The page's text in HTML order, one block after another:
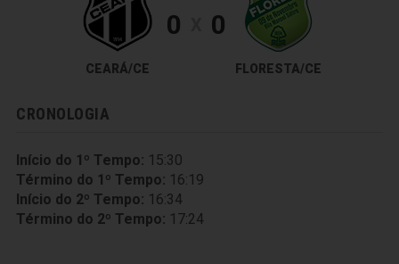
CEARÁ/CE
0 0
FLORESTA/CE
CRONOLOGIA
Início do 1º Tempo: 15:30
Término do 1º Tempo: 16:19
Início do 2º Tempo: 16:34
Término do 2º Tempo: 17:24